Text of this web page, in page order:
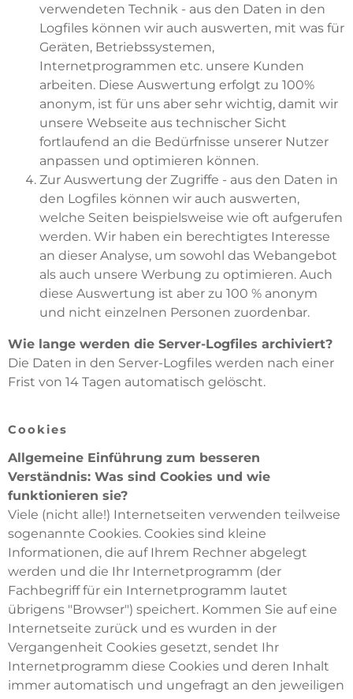
verwendeten Technik - aus den Daten in den
Logfiles können wir auch auswerten, mit was für
Geräten, Betriebssystemen,
Internetprogrammen etc. unsere Kunden
arbeiten. Diese Auswertung erfolgt zu 100%
anonym, ist für uns aber sehr wichtig, damit wir
unsere Webseite aus technischer Sicht
fortlaufend an die Bedürfnisse unserer Nutzer
anpassen und optimieren können.
Zur Auswertung der Zugriffe - aus den Daten in
den Logfiles können wir auch auswerten,
welche Seiten beispielsweise wie oft aufgerufen
werden. Wir haben ein berechtigtes Interesse
an dieser Analyse, um sowohl das Webangebot
als auch unsere Werbung zu optimieren. Auch
diese Auswertung ist aber zu 100 % anonym
und nicht einzelnen Personen zuordenbar.
Wie lange werden die Server-Logfiles archiviert?
Die Daten in den Server-Logfiles werden nach einer
Frist von 14 Tagen automatisch gelöscht.
Cookies
Allgemeine Einführung zum besseren
Verständnis: Was sind Cookies und wie
funktionieren sie?
Viele (nicht alle!) Internetseiten verwenden teilweise
sogenannte Cookies. Cookies sind kleine
Informationen, die auf Ihrem Rechner abgelegt
werden und die Ihr Internetprogramm (der
Fachbegriff für ein Internetprogramm lautet
übrigens "Browser") speichert. Kommen Sie auf eine
Internetseite zurück und es wurden in der
Vergangenheit Cookies gesetzt, sendet Ihr
Internetprogramm diese Cookies und deren Inhalt
immer automatisch und ungefragt an den jeweiligen